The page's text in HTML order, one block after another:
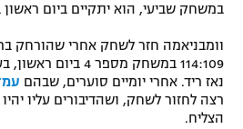
מדיניות פרטיות
ספורט אתגרי ואקסטרים
אומנויות לחימה
גיימינג E-Sports
במשחק שביעי, הוא יתקיים ביום ראשון
וומבניאמה חזר לשחק אחרי שהורחק
114:109 במשחק מספר
נאז ריד. אחרי יומיים סוערים, שבהם
רצה לחזור לשחק, ושהדיבורים עליו
הצליח.